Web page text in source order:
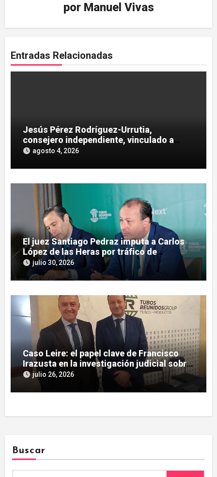
por Manuel Vivas
Entradas Relacionadas
Jesús Pérez Rodríguez-Urrutia,
consejero independiente, vinculado a
maniobras en el rescate de Tubos
agosto 4, 2026
El juez Santiago Pedraz imputa a Carlos
López de las Heras por tráfico de
influencias en el caso Leire
julio 30, 2026
Caso Leire: el papel clave de Francisco
Irazusta en la investigación judicial sobre
Tubos Reunidos
julio 26, 2026
Buscar